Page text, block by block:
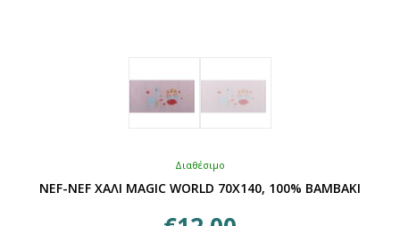
Διαθέσιμο
NEF-NEF ΧΑΛΙ MAGIC WORLD 70Χ140, 100% BAMBAKI